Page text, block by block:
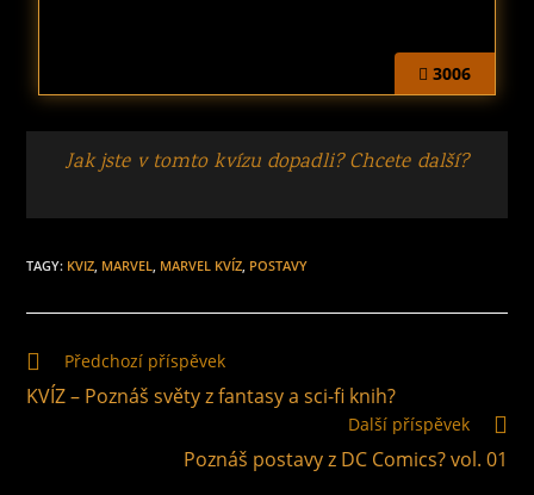
3006
Jak jste v tomto kvízu dopadli? Chcete další?
TAGY: KVIZ, MARVEL, MARVEL KVÍZ, POSTAVY
Předchozí příspěvek
KVÍZ – Poznáš světy z fantasy a sci-fi knih?
Další příspěvek
Poznáš postavy z DC Comics? vol. 01